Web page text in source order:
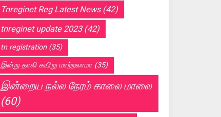
Tnreginet Reg Latest News(42)
tnreginet update 2023(42)
tn registration(35)
இன்று தாலி கயிறு மாற்றலாமா(35)
இன்றைய நல்ல நேரம் காலை மாலை
(60)